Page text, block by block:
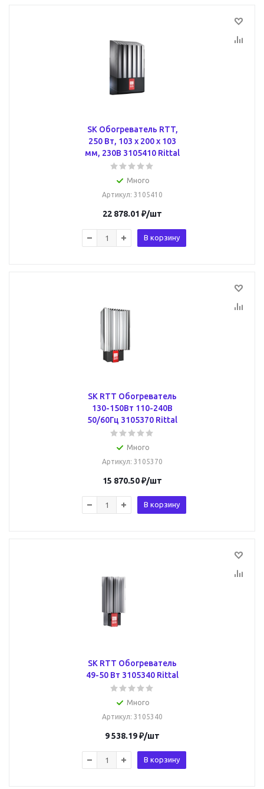
SK Обогреватель RTT,
250 Вт, 103 х 200 х 103
мм, 230В 3105410 Rittal
Много
Артикул: 3105410
22 878.01 ₽/шт
В корзину
SK RTT Обогреватель
130-150Вт 110-240В
50/60Гц 3105370 Rittal
Много
Артикул: 3105370
15 870.50₽/шт
В корзину
SK RTT Обогреватель
49-50 Вт 3105340 Rittal
Много
Артикул: 3105340
9 538.19₽/шт
В корзину